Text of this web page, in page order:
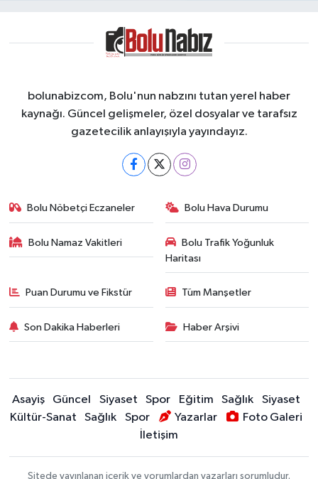
bolunabizcom, Bolu'nun nabzını tutan yerel haber
kaynağı. Güncel gelişmeler, özel dosyalar ve tarafsız
gazetecilik anlayışıyla yayındayız.
Bolu Nöbetçi Eczaneler Bolu Hava Durumu
Bolu Namaz Vakitleri
Bolu Trafik Yoğunluk
Haritası
Puan Durumu ve Fikstür Tüm Manşetler
Son Dakika Haberleri Haber Arşivi
Asayiş Güncel Siyaset Spor Eğitim Sağlık
Siyaset
Kültür-Sanat
Sağlık Spor Yazarlar
Foto Galeri
İletişim
Sitede yayınlanan içerik ve yorumlardan yazarları sorumludur.